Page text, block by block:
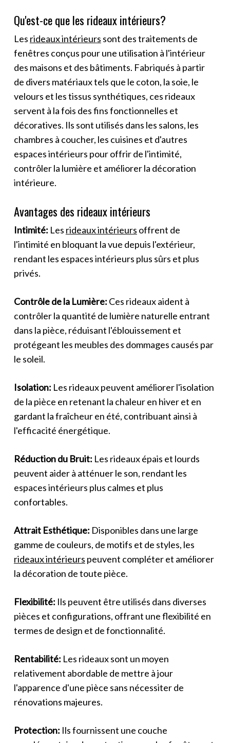
Qu'est-ce que les rideaux intérieurs?
Les rideaux intérieurs sont des traitements de
fenêtres conçus pour une utilisation à l'intérieur
des maisons et des bâtiments. Fabriqués à partir
de divers matériaux tels que le coton, la soie, le
velours et les tissus synthétiques, ces rideaux
servent à la fois des fins fonctionnelles et
décoratives. Ils sont utilisés dans les salons, les
chambres à coucher, les cuisines et d'autres
espaces intérieurs pour offrir de l'intimité,
contrôler la lumière et améliorer la décoration
intérieure.
Avantages des rideaux intérieurs
Intimité: Les rideaux intérieurs offrent de
l'intimité en bloquant la vue depuis l'extérieur,
rendant les espaces intérieurs plus sûrs et plus
privés.
Contrôle de la Lumière: Ces rideaux aident à
contrôler la quantité de lumière naturelle entrant
dans la pièce, réduisant l'éblouissement et
protégeant les meubles des dommages causés par
le soleil.
Isolation: Les rideaux peuvent améliorer l'isolation
de la pièce en retenant la chaleur en hiver et en
gardant la fraîcheur en été, contribuant ainsi à
l'efficacité énergétique.
Réduction du Bruit: Les rideaux épais et lourds
peuvent aider à atténuer le son, rendant les
espaces intérieurs plus calmes et plus
confortables.
Attrait Esthétique: Disponibles dans une large
gamme de couleurs, de motifs et de styles, les
rideaux intérieurs peuvent compléter et améliorer
la décoration de toute pièce.
Flexibilité: Ils peuvent être utilisés dans diverses
pièces et configurations, offrant une flexibilité en
termes de design et de fonctionnalité.
Rentabilité: Les rideaux sont un moyen
relativement abordable de mettre à jour
l'apparence d'une pièce sans nécessiter de
rénovations majeures.
Protection: Ils fournissent une couche